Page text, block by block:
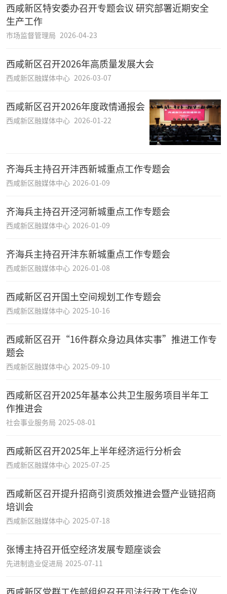
西咸新区特安委办召开专题会议 研究部署近期安全
生产工作
市场监督管理局 2026-04-23
西咸新区召开2026年高质量发展大会
西咸新区融媒体中心 2026-03-07
西咸新区召开2026年度政情通报会
西咸新区融媒体中心 2026-01-22
齐海兵主持召开沣西新城重点工作专题会
西咸新区融媒体中心 2026-01-09
齐海兵主持召开泾河新城重点工作专题会
西咸新区融媒体中心 2026-01-09
齐海兵主持召开沣东新城重点工作专题会
西咸新区融媒体中心 2026-01-08
西咸新区召开国土空间规划工作专题会
西咸新区融媒体中心 2025-10-16
西咸新区召开“16件群众身边具体实事”推进工作专
题会
西咸新区融媒体中心 2025-09-10
西咸新区召开2025年基本公共卫生服务项目半年工
作推进会
社会事业服务局 2025-08-01
西咸新区召开2025年上半年经济运行分析会
西咸新区融媒体中心 2025-07-25
西咸新区召开提升招商引资质效推进会暨产业链招商
培训会
西咸新区融媒体中心 2025-07-18
张博主持召开低空经济发展专题座谈会
先进制造业促进局 2025-07-11